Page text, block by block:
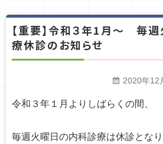
【重要】令和３年1月～ 毎
療休診のお知らせ
2020年12
令和３年１月よりしばらくの間、
毎週火曜日の内科診療は休診となり